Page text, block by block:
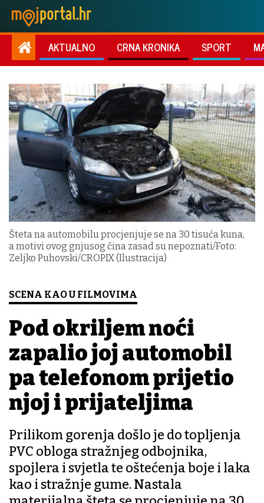
AKTUALNO CRNA KRONIKA SPORT
Šteta na automobilu procjenjuje se na 30 tisuća kuna,
a motivi ovog gnjusog čina zasad su nepoznati/Foto:
Zeljko Puhovski/CROPIX (Ilustracija)
SCENA KAO U FILMOVIMA
Pod okriljem noći
zapalio joj automobil
pa telefonom prijetio
njoj i prijateljima
Prilikom gorenja došlo je do topljenja
PVC obloga stražnjeg odbojnika,
spojlera i svjetla te oštećenja boje i laka
kao i stražnje gume. Nastala